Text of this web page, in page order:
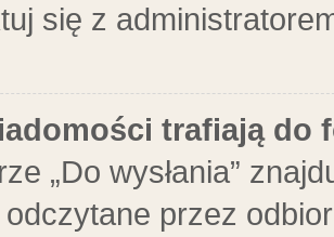
się z
trafiają do
„Do wysłania”
przez